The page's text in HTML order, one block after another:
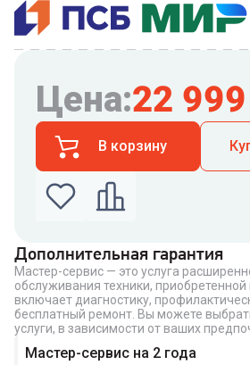
Цена:22 999
В корзину
Введите номер телефона по
связаться с вами
Номер телефона
Дополнительная гарантия
Мастер-сервис — это услуга
обслуживания техники,
включает диагностику,
бесплатный ремонт. Вы можете
услуги, в зависимости от ваших
Мастер-сервис на 2 года